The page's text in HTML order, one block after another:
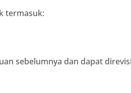
termasuk:
sebelumnya dan dapat